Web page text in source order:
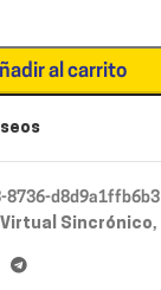
al carrito
8736-d8d9a1ffb6b3
Sincrónico,